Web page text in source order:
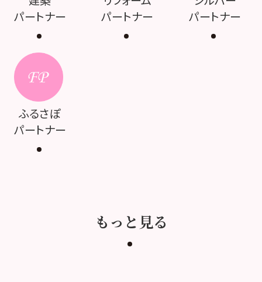
パートナー
パートナー
パートナー
ふるさぽ
パートナー
もっと見る